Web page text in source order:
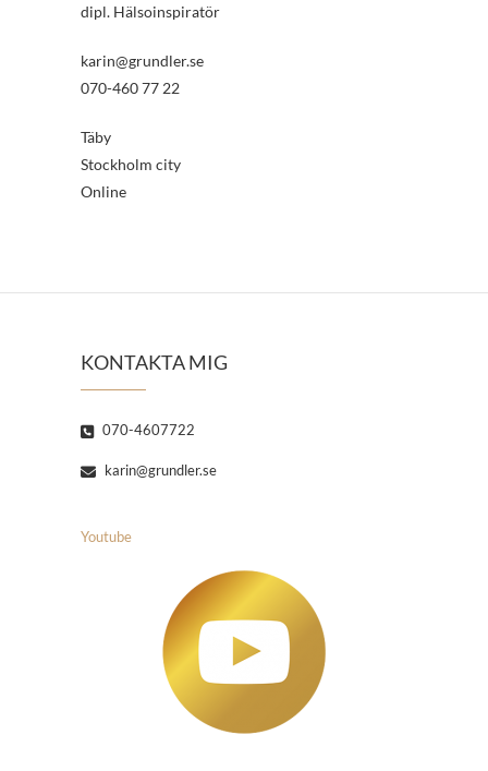
dipl. Hälsoinspiratör
karin@grundler.se
070-460 77 22
Täby
Stockholm city
Online
KONTAKTA MIG
070-4607722
karin@grundler.se
Youtube